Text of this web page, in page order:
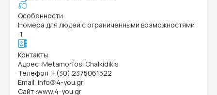
Особенности
Номера для людей с ограниченными возможностями
:1
Контакты
Адрес :Metamorfosi Chalkidikis
Телефон :+(30) 2375061522
Email :info@4-you.gr
Сайт :www.4-you.gr